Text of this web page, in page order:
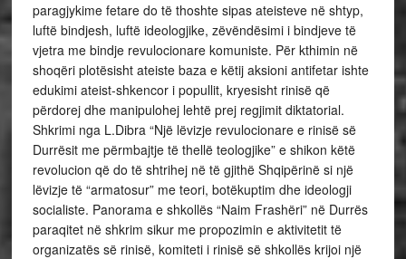
paragjykime fetare do të thoshte sipas ateisteve në shtyp,
luftë bindjesh, luftë ideologjike, zëvëndësimi i bindjeve të
vjetra me bindje revulocionare komuniste. Për kthimin në
shoqëri plotësisht ateiste baza e këtij aksioni antifetar ishte
edukimi ateist-shkencor i popullit, kryesisht rinisë që
përdorej dhe manipulohej lehtë prej regjimit diktatorial.
Shkrimi nga L.Dibra “Një lëvizje revulocionare e rinisë së
Durrësit me përmbajtje të thellë teologjike” e shikon këtë
revolucion që do të shtrihej në të gjithë Shqipërinë si një
lëvizje të “armatosur” me teori, botëkuptim dhe ideologji
socialiste. Panorama e shkollës “Naim Frashëri” në Durrës
paraqitet në shkrim sikur me propozimin e aktivitetit të
organizatës së rinisë, komiteti i rinisë së shkollës krijoi një